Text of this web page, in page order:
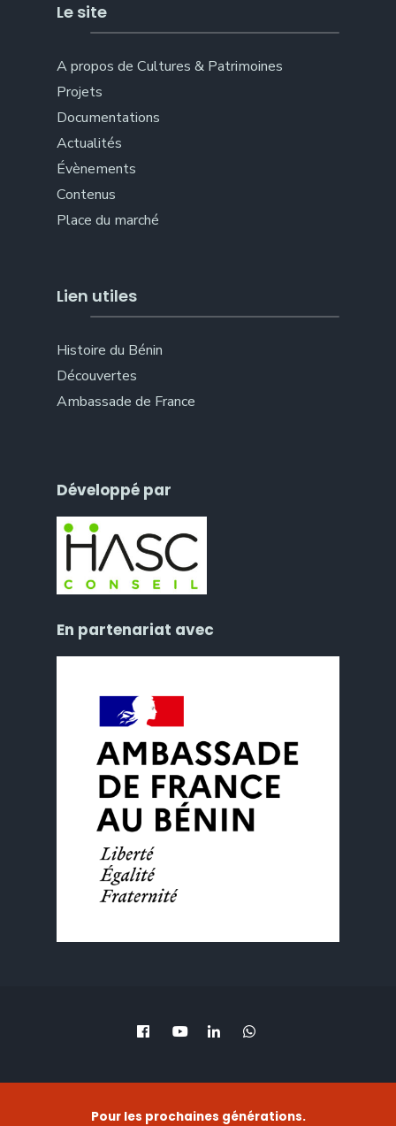
Le site
A propos de Cultures & Patrimoines
Projets
Documentations
Actualités
Évènements
Contenus
Place du marché
Lien utiles
Histoire du Bénin
Découvertes
Ambassade de France
Développé par
En partenariat avec
Pour les prochaines générations.